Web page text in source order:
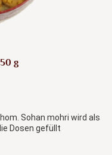
von 5 Sternen
g
Sohan mohri wird als
Dosen gefüllt